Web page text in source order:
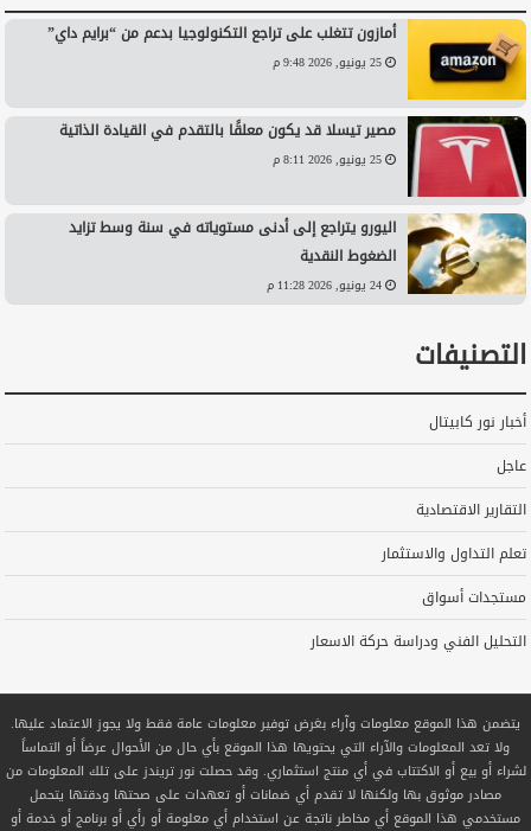
أمازون تتغلب على تراجع التكنولوجيا بدعم من “برايم داي”
25 يونيو, 2026 9:48 م
مصير تيسلا قد يكون معلقًا بالتقدم في القيادة الذاتية
25 يونيو, 2026 8:11 م
اليورو يتراجع إلى أدنى مستوياته في سنة وسط تزايد
الضغوط النقدية
24 يونيو, 2026 11:28 م
التصنيفات
أخبار نور كابيتال
عاجل
التقارير الاقتصادية
تعلم التداول والاستثمار
مستجدات أسواق
التحليل الفني ودراسة حركة الاسعار
يتضمن هذا الموقع معلومات وآراء بغرض توفير معلومات عامة فقط ولا يجوز الاعتماد عليها.
ولا تعد المعلومات والآراء التي يحتويها هذا الموقع بأي حال من الأحوال عرضاً أو التماساً
لشراء أو بيع أو الاكتتاب في أي منتج استثماري. وقد حصلت نور تريندز على تلك المعلومات من
مصادر موثوق بها ولكنها لا تقدم أي ضمانات أو تعهدات على صحتها ودقتها يتحمل
مستخدمي هذا الموقع أي مخاطر ناتجة عن استخدام أي معلومة أو رأي أو برنامج أو خدمة أو